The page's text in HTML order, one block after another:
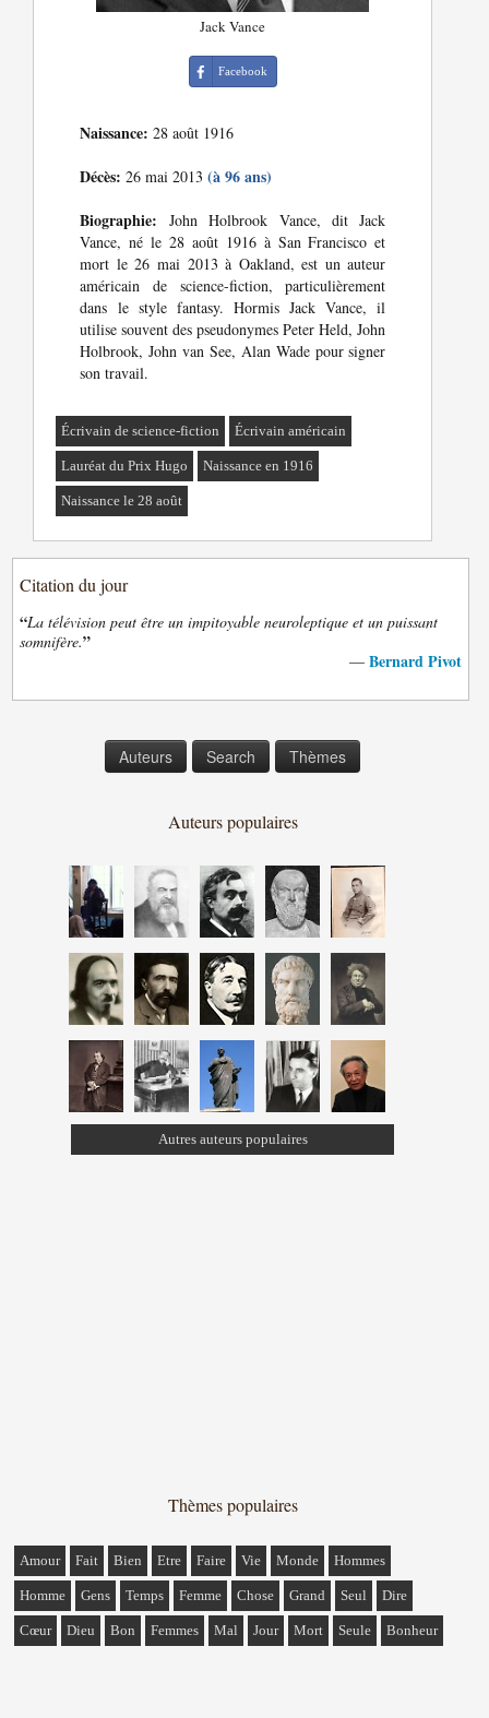
Jack Vance
Facebook
Naissance: 28 août 1916
Décès: 26 mai 2013(à 96 ans)
Biographie: John Holbrook Vance, dit Jack
Vance, né le 28 août 1916 à San Francisco et
mort le 26 mai 2013 à Oakland, est un auteur
américain de science-fiction, particulièrement
dans le style fantasy. Hormis Jack Vance, il
utilise souvent des pseudonymes Peter Held, John
Holbrook, John van See, Alan Wade pour signer
son travail.
Écrivain de science-fiction Écrivain américain
Lauréat du Prix Hugo Naissance en 1916
Naissance le 28 août
Citation du jour
“La télévision peut être un impitoyable neuroleptique et un puissant
somnifère.”
— Bernard Pivot
Auteurs Search Thèmes
Auteurs populaires
Autres auteurs populaires
Thèmes populaires
Amour Fait Bien Etre Faire Vie Monde Hommes
Homme Gens Temps Femme Chose Grand Seul Dire
Cœur Dieu Bon Femmes Mal Jour Mort Seule Bonheur